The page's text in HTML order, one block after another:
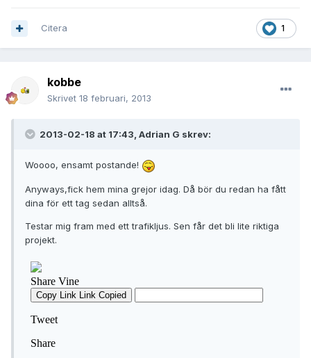
1
Citera
kobbe
Skrivet 18 februari, 2013
2013-02-18 at 17:43, Adrian G skrev:
Woooo, ensamt postande!
Anyways,fick hem mina grejor idag. Då bör du redan ha fått
dina för ett tag sedan alltså.
Testar mig fram med ett trafikljus. Sen får det bli lite riktiga
projekt.